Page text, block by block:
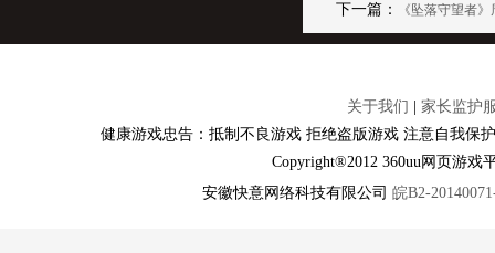
下一篇：
《坠落守望者
关于我们
家长监护
健康游戏忠告：抵制不良游戏 拒绝盗版游戏 注意自我保
Copyright®2012 360uu网页游
安徽快意网络科技有限公司 皖B2-